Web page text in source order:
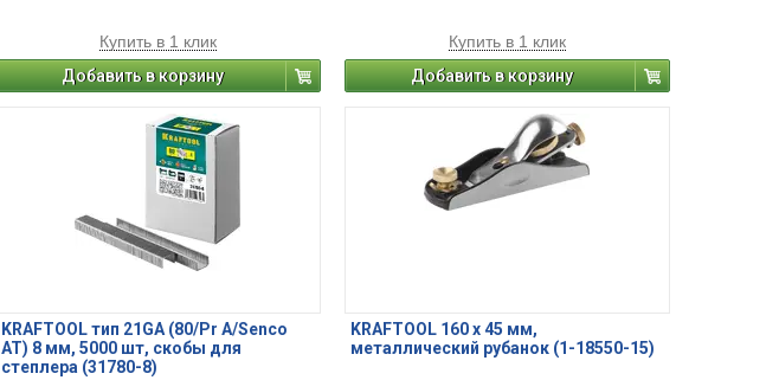
Купить в 1 клик
Добавить в корзину
Купить в 1 клик
Добавить в корзину
KRAFTOOL тип 21GA (80/Pr A/Senco
AT) 8 мм, 5000 шт, скобы для
степлера (31780-8)
KRAFTOOL 160 x 45 мм,
металлический рубанок (1-18550-15)